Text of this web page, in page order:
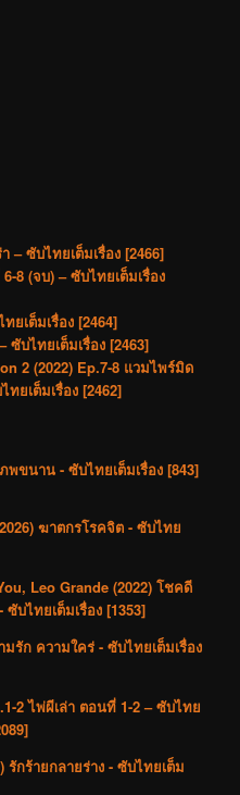
– ซับไทยเต็มเรื่อง [2466]
8 (จบ) – ซับไทยเต็มเรื่อง
ยเต็มเรื่อง [2464]
ซับไทยเต็มเรื่อง [2463]
2 (2022) Ep.7-8 แวมไพร์มิด
ยเต็มเรื่อง [2462]
พขนาน - ซับไทยเต็มเรื่อง [843]
ฆาตกรโรคจิต - ซับไทย
Leo Grande (2022) โชคดี
บไทยเต็มเรื่อง [1353]
มรัก ความใคร่ - ซับไทยเต็มเรื่อง
2 ไพ่ผีเล่า ตอนที่ 1-2 – ซับไทย
รักร้ายกลายร่าง - ซับไทยเต็ม